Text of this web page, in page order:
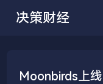
决策财经
Moonbirds上